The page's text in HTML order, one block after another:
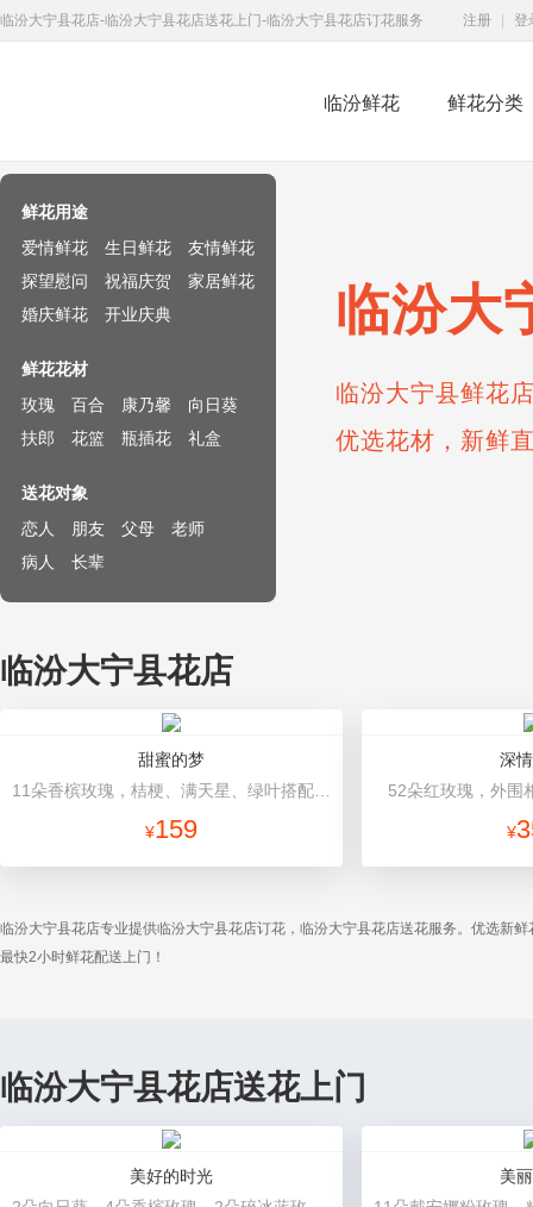
临汾大宁县花店-临汾大宁县花店送花上门-临汾大宁县花店订花服务 注册 登
临汾鲜花 鲜花分类
临汾大
临汾大宁县鲜花
优选花材，新鲜
鲜花用途
爱情鲜花
生日鲜花
友情鲜花
探望慰问
祝福庆贺
家居鲜花
婚庆鲜花
开业庆典
鲜花花材
玫瑰
百合 康乃馨
向日葵
扶郎
花篮 瓶插花 礼盒
送花对象
恋人
朋友 父母
老师
病人
长辈
临汾大宁县花店
甜蜜的梦
¥159
深
52朵红玫瑰，外围
¥
临汾大宁县花店专业提供临汾大宁县花店订花，临汾大宁县花店送花服务。优选新
最快2小时鲜花配送上门！
临汾大宁县花店送花上门
美好的时光
美